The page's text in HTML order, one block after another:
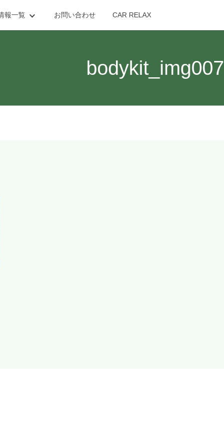
報一覧 お問い合わせ CAR RELAX
bodykit_img007